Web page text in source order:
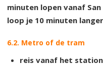
minuten lopen vanaf
loop je 10 minuten
6.2. Metro of de tram
reis vanaf het